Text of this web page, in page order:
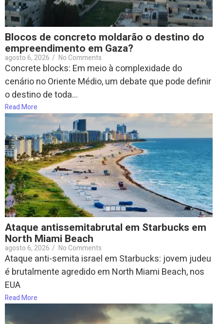
Blocos de concreto moldarão o destino do
empreendimento em Gaza?
agosto 6, 2026 / No Comments
Concrete blocks: Em meio à complexidade do
cenário no Oriente Médio, um debate que pode definir
o destino de toda...
Read More
Ataque antissemitabrutal em Starbucks em
North Miami Beach
agosto 6, 2026 / No Comments
Ataque anti-semita israel em Starbucks: jovem judeu
é brutalmente agredido em North Miami Beach, nos
EUA
Read More